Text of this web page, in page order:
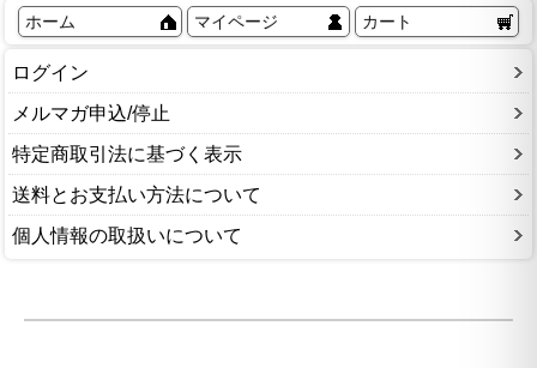
ホーム マイページ カート
ログイン
メルマガ申込/停止
特定商取引法に基づく表示
送料とお支払い方法について
個人情報の取扱いについて